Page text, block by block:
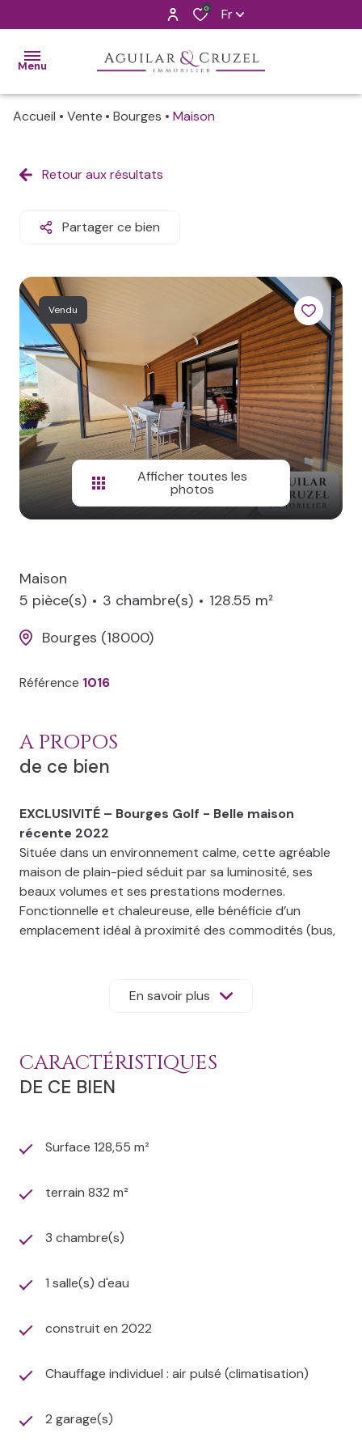
0 Fr
Menu
VENTES
MAIL
CONTACT
ESTIMATION
NOS
BIENS
VENDUS
LOCAL
PRO
Accueil Vente Bourges Maison
Retour aux résultats
Partager ce bien
Vendu
Afficher toutes les
photos
Maison
5 pièce(s)
3 chambre(s)
128.55 m²
Bourges (18000)
Référence 1016
A PROPOS
de ce bien
EXCLUSIVITÉ – Bourges Golf - Belle maison
récente 2022
Située dans un environnement calme, cette agréable
maison de plain-pied séduit par sa luminosité, ses
beaux volumes et ses prestations modernes.
Fonctionnelle et chaleureuse, elle bénéficie d’un
emplacement idéal à proximité des commodités (bus,
Elle se compose comme suit : une entrée avec placard,
un WC indépendant, ainsi qu’une spacieuse pièce de
vient compléter cet espace.
Côté nuit, un dégagement dessert trois chambres
Un double garage attenant complète ce bien.
L’ensemble des fenêtres est en double vitrage oscillo-
Volets roulants électriques sur toutes les ouvertures
Chauffage et climatisation par système air/air gainable
Double garage
Jardin entièrement clos et arboré
En savoir plus
CARACTÉRISTIQUES
DE CE BIEN
Surface 128,55 m²
terrain 832 m²
3 chambre(s)
1 salle(s) d'eau
construit en 2022
Chauffage individuel : air pulsé (climatisation)
2 garage(s)